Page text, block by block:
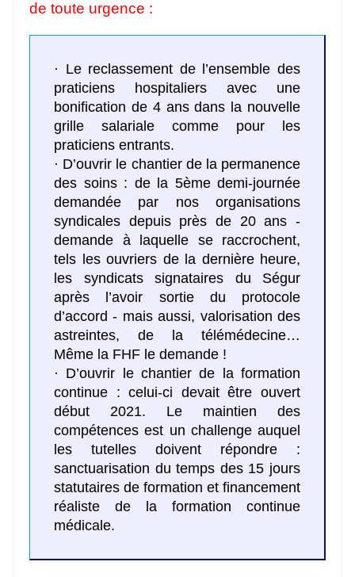
de toute urgence :
· Le reclassement de l’ensemble des
praticiens hospitaliers avec une
bonification de 4 ans dans la nouvelle
grille salariale comme pour les
praticiens entrants.
· D’ouvrir le chantier de la permanence
des soins : de la 5ème demi-journée
demandée par nos organisations
syndicales depuis près de 20 ans -
demande à laquelle se raccrochent,
tels les ouvriers de la dernière heure,
les syndicats signataires du Ségur
après l’avoir sortie du protocole
d’accord - mais aussi, valorisation des
astreintes, de la télémédecine…
Même la FHF le demande !
· D’ouvrir le chantier de la formation
continue : celui-ci devait être ouvert
début 2021. Le maintien des
compétences est un challenge auquel
les tutelles doivent répondre :
sanctuarisation du temps des 15 jours
statutaires de formation et financement
réaliste de la formation continue
médicale.